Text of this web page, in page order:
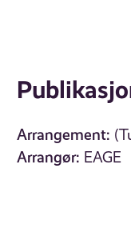
Arrangement:
Arrangør: EAGE